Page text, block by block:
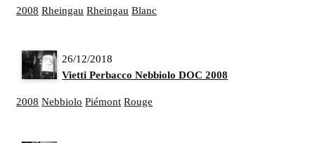
2008 Rheingau Rheingau Blanc
26/12/2018
Vietti Perbacco Nebbiolo DOC 2008
2008 Nebbiolo Piémont Rouge